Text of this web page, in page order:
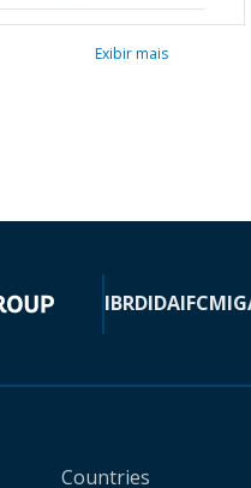
Exibir mais
IBRDIDAIFC
Countries